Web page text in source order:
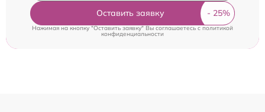
Оставить заявку
Нажимая на кнопку "Оставить заявку" Вы соглашаетесь c политикой
конфиденциальности